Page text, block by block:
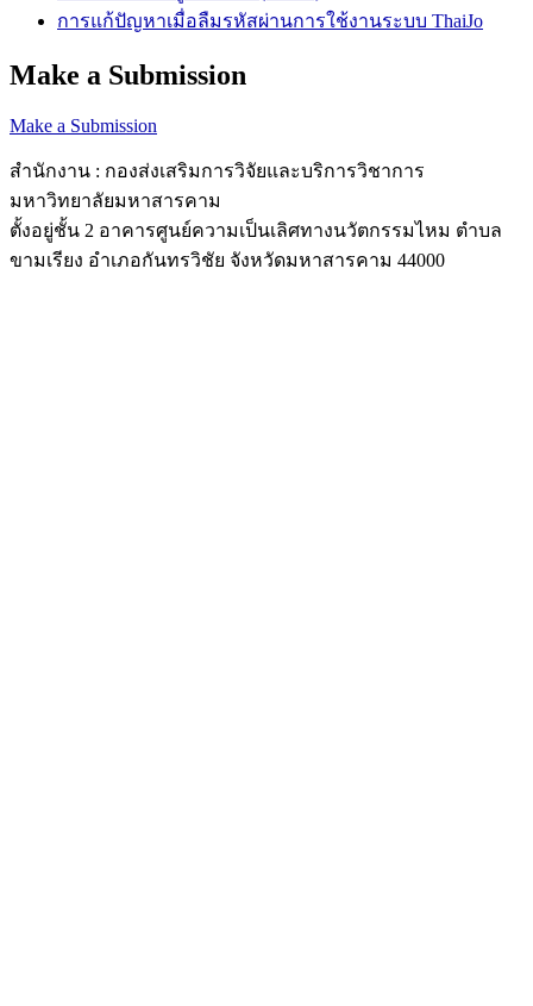
การแก้ปัญหาเมื่อลืมรหัสผ่านการใช้งานระบบ ThaiJo
Make a Submission
Make a Submission
สำนักงาน : กองส่งเสริมการวิจัยและบริการวิชาการ
มหาวิทยาลัยมหาสารคาม
ตั้งอยู่ชั้น 2 อาคารศูนย์ความเป็นเลิศทางนวัตกรรมไหม ตำบล
ขามเรียง อำเภอกันทรวิชัย จังหวัดมหาสารคาม 44000